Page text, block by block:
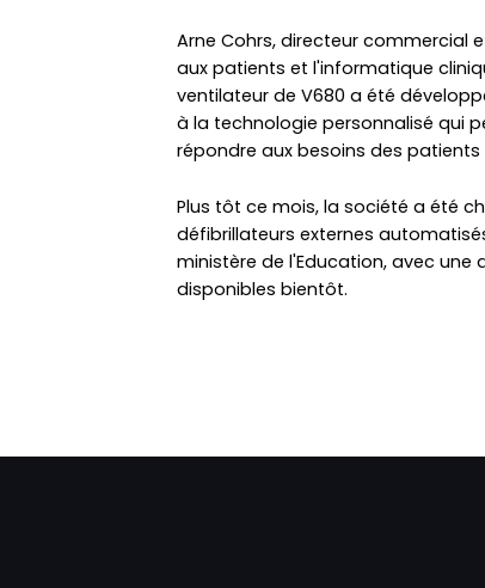
Arne Cohrs, directeur commercial
aux patients et l'informatique
ventilateur de V680 a été
à la technologie personnalisé qui
répondre aux besoins des patients
Plus tôt ce mois, la société a été
défibrillateurs externes
ministère de l'Education, avec une
disponibles bientôt.